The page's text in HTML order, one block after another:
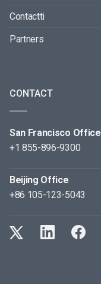
Contactti
Partners
CONTACT
San Francisco Office
+1 855-896-9300
Beijing Office
+86 105-123-5043